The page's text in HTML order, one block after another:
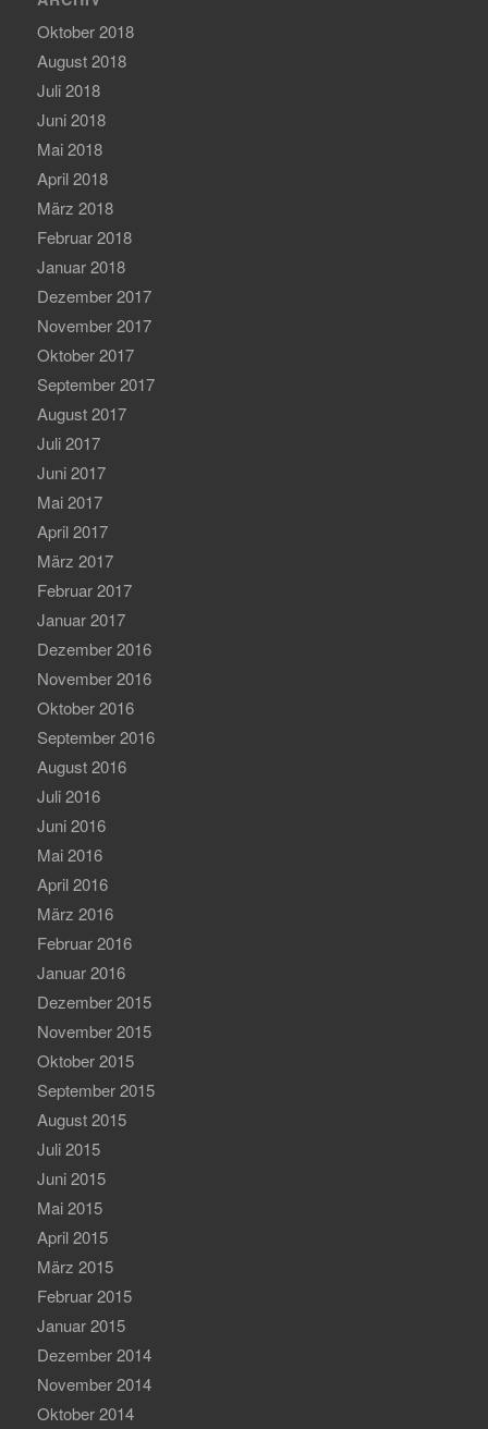
Oktober 2018
August 2018
Juli 2018
Juni 2018
Mai 2018
April 2018
März 2018
Februar 2018
Januar 2018
Dezember 2017
November 2017
Oktober 2017
September 2017
August 2017
Juli 2017
Juni 2017
Mai 2017
April 2017
März 2017
Februar 2017
Januar 2017
Dezember 2016
November 2016
Oktober 2016
September 2016
August 2016
Juli 2016
Juni 2016
Mai 2016
April 2016
März 2016
Februar 2016
Januar 2016
Dezember 2015
November 2015
Oktober 2015
September 2015
August 2015
Juli 2015
Juni 2015
Mai 2015
April 2015
März 2015
Februar 2015
Januar 2015
Dezember 2014
November 2014
Oktober 2014